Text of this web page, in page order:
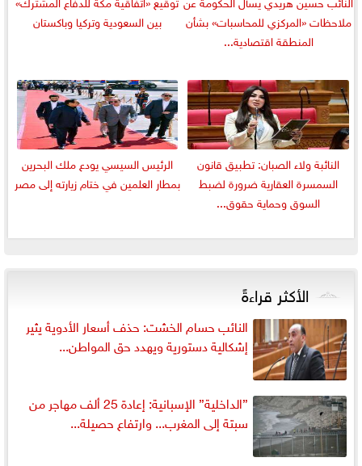
ملاحظات «المركزي للمحاسبات» بشأن
المنطقة اقتصادية...
بين السعودية وتركيا وباكستان
النائبة ولاء الصبان: تطبيق قانون
السمسرة العقارية ضرورة لضبط
السوق وحماية حقوق...
الرئيس السيسي يودع ملك البحرين
بمطار العلمين في ختام زيارته إلى مصر
الأكثر قراءةً
النائب حسام الخشت: حذف أسعار الأدوية يثير
إشكالية دستورية ويهدد حق المواطن...
”الداخلية” الإسبانية: إعادة 25 ألف مهاجر من
سبتة إلى المغرب... وارتفاع حصيلة...